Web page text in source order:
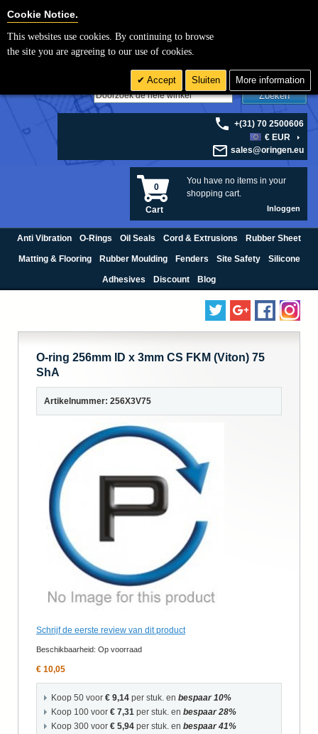
Zoeken
+(31) 70 2500606
€ EUR
sales@oringen.eu
You have no items in your
shopping cart.
0
Cart Inloggen
Anti Vibration O-Rings Oil Seals Cord & Extrusions Rubber Sheet
Matting & Flooring Rubber Moulding Fenders Site Safety Silicone
Adhesives Discount Blog
O-ring 256mm ID x 3mm CS FKM (Viton) 75
ShA
Artikelnummer: 256X3V75
Schrijf de eerste review van dit product
Beschikbaarheid: Op voorraad
€ 10,05
Koop 50 voor € 9,14 per stuk. en bespaar10%
Koop 100 voor € 7,31 per stuk. en bespaar28%
Koop 300 voor € 5,94 per stuk. en bespaar41%
Cookie Notice.
This websites use cookies. By continuing to browse
the site you are agreeing to our use of cookies.
Accept Sluiten More information
Cookie Settings